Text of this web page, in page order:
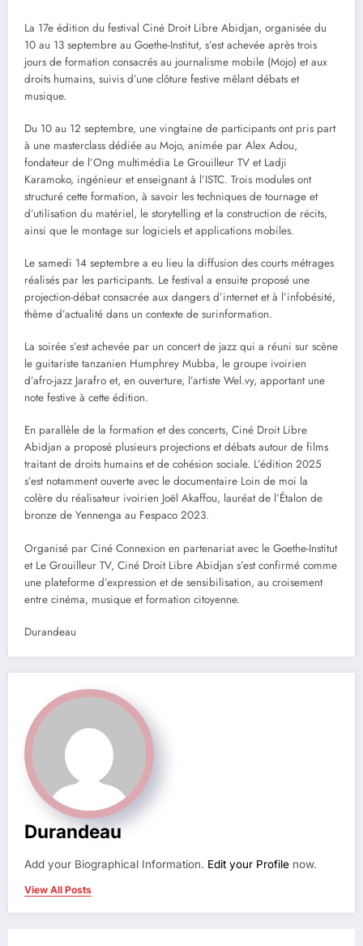
La 17e édition du festival Ciné Droit Libre Abidjan, organisée du
10 au 13 septembre au Goethe-Institut, s’est achevée après trois
jours de formation consacrés au journalisme mobile (Mojo) et aux
droits humains, suivis d’une clôture festive mêlant débats et
musique.
Du 10 au 12 septembre, une vingtaine de participants ont pris part
à une masterclass dédiée au Mojo, animée par Alex Adou,
fondateur de l’Ong multimédia Le Grouilleur TV et Ladji
Karamoko, ingénieur et enseignant à l’ISTC. Trois modules ont
structuré cette formation, à savoir les techniques de tournage et
d’utilisation du matériel, le storytelling et la construction de récits,
ainsi que le montage sur logiciels et applications mobiles.
Le samedi 14 septembre a eu lieu la diffusion des courts métrages
réalisés par les participants. Le festival a ensuite proposé une
projection-débat consacrée aux dangers d’internet et à l’infobésité,
thème d’actualité dans un contexte de surinformation.
La soirée s’est achevée par un concert de jazz qui a réuni sur scène
le guitariste tanzanien Humphrey Mubba, le groupe ivoirien
d’afro-jazz Jarafro et, en ouverture, l’artiste Wel.vy, apportant une
note festive à cette édition.
En parallèle de la formation et des concerts, Ciné Droit Libre
Abidjan a proposé plusieurs projections et débats autour de films
traitant de droits humains et de cohésion sociale. L’édition 2025
s’est notamment ouverte avec le documentaire Loin de moi la
colère du réalisateur ivoirien Joël Akaffou, lauréat de l’Étalon de
bronze de Yennenga au Fespaco 2023.
Organisé par Ciné Connexion en partenariat avec le Goethe-Institut
et Le Grouilleur TV, Ciné Droit Libre Abidjan s’est confirmé comme
une plateforme d’expression et de sensibilisation, au croisement
entre cinéma, musique et formation citoyenne.
Durandeau
Durandeau
Add your Biographical Information. Edit your Profile now.
View All Posts